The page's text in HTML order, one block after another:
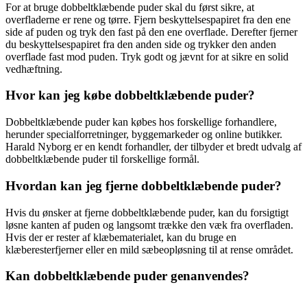
For at bruge dobbeltklæbende puder skal du først sikre, at
overfladerne er rene og tørre. Fjern beskyttelsespapiret fra den ene
side af puden og tryk den fast på den ene overflade. Derefter fjerner
du beskyttelsespapiret fra den anden side og trykker den anden
overflade fast mod puden. Tryk godt og jævnt for at sikre en solid
vedhæftning.
Hvor kan jeg købe dobbeltklæbende puder?
Dobbeltklæbende puder kan købes hos forskellige forhandlere,
herunder specialforretninger, byggemarkeder og online butikker.
Harald Nyborg er en kendt forhandler, der tilbyder et bredt udvalg af
dobbeltklæbende puder til forskellige formål.
Hvordan kan jeg fjerne dobbeltklæbende puder?
Hvis du ønsker at fjerne dobbeltklæbende puder, kan du forsigtigt
løsne kanten af puden og langsomt trække den væk fra overfladen.
Hvis der er rester af klæbematerialet, kan du bruge en
klæberesterfjerner eller en mild sæbeopløsning til at rense området.
Kan dobbeltklæbende puder genanvendes?